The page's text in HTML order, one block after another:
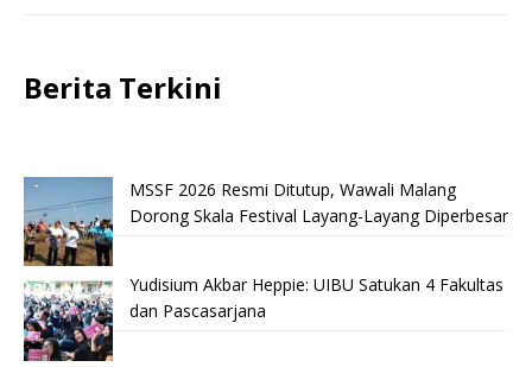
Berita Terkini
MSSF 2026 Resmi Ditutup, Wawali Malang
Dorong Skala Festival Layang-Layang Diperbesar
Yudisium Akbar Heppie: UIBU Satukan 4 Fakultas
dan Pascasarjana